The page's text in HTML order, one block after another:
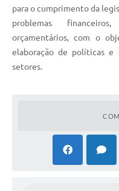
para o cumprimento da
problemas
orçamentários, com o
elaboração de políticas e
setores.